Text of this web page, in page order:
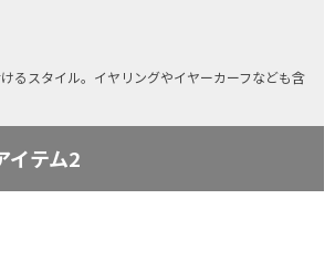
るスタイル。イヤリングやイヤーカーフなども含
イテム2